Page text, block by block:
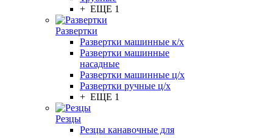
+ ЕЩЕ 1
Развертки
Развертки машинные к/х
Развертки машинные
насадные
Развертки машинные ц/х
Развертки ручные ц/х
+ ЕЩЕ 1
Резцы
Резцы канавочные для